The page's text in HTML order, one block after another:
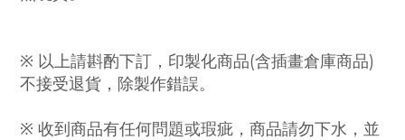
※ 以上請斟酌下訂，印製化商品(含插畫倉庫商品)
不接受退貨，除製作錯誤。
※ 收到商品有任何問題或瑕疵，商品請勿下水，並